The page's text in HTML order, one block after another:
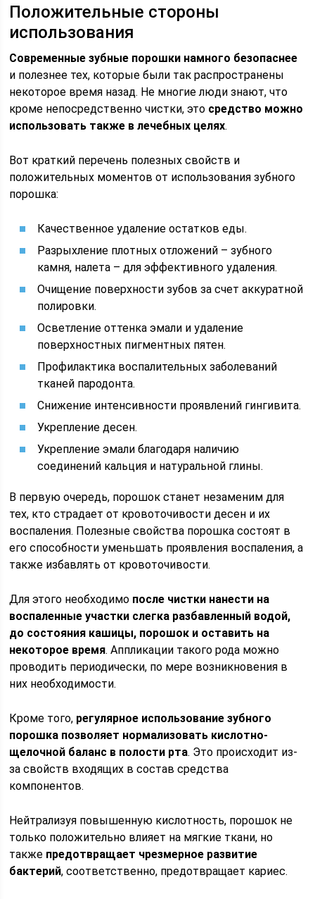
Положительные стороны
использования
Современные зубные порошки намного безопаснее
и полезнее тех, которые были так распространены
некоторое время назад. Не многие люди знают, что
кроме непосредственно чистки, это средство можно
использовать также в лечебных целях.
Вот краткий перечень полезных свойств и
положительных моментов от использования зубного
порошка:
Качественное удаление остатков еды.
Разрыхление плотных отложений – зубного
камня, налета – для эффективного удаления.
Очищение поверхности зубов за счет аккуратной
полировки.
Осветление оттенка эмали и удаление
поверхностных пигментных пятен.
Профилактика воспалительных заболеваний
тканей пародонта.
Снижение интенсивности проявлений гингивита.
Укрепление десен.
Укрепление эмали благодаря наличию
соединений кальция и натуральной глины.
В первую очередь, порошок станет незаменим для
тех, кто страдает от кровоточивости десен и их
воспаления. Полезные свойства порошка состоят в
его способности уменьшать проявления воспаления, а
также избавлять от кровоточивости.
Для этого необходимо после чистки нанести на
воспаленные участки слегка разбавленный водой,
до состояния кашицы, порошок и оставить на
некоторое время. Аппликации такого рода можно
проводить периодически, по мере возникновения в
них необходимости.
Кроме того, регулярное использование зубного
порошка позволяет нормализовать кислотно-
щелочной баланс в полости рта. Это происходит из-
за свойств входящих в состав средства
компонентов.
Нейтрализуя повышенную кислотность, порошок не
только положительно влияет на мягкие ткани, но
также предотвращает чрезмерное развитие
бактерий, соответственно, предотвращает кариес.